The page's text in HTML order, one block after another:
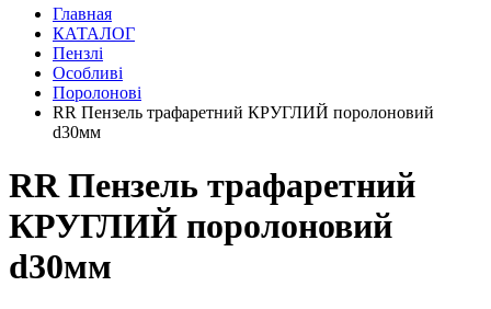
Главная
КАТАЛОГ
Пензлі
Особливі
Поролонові
RR Пензель трафаретний КРУГЛИЙ поролоновий
d30мм
RR Пензель трафаретний
КРУГЛИЙ поролоновий
d30мм